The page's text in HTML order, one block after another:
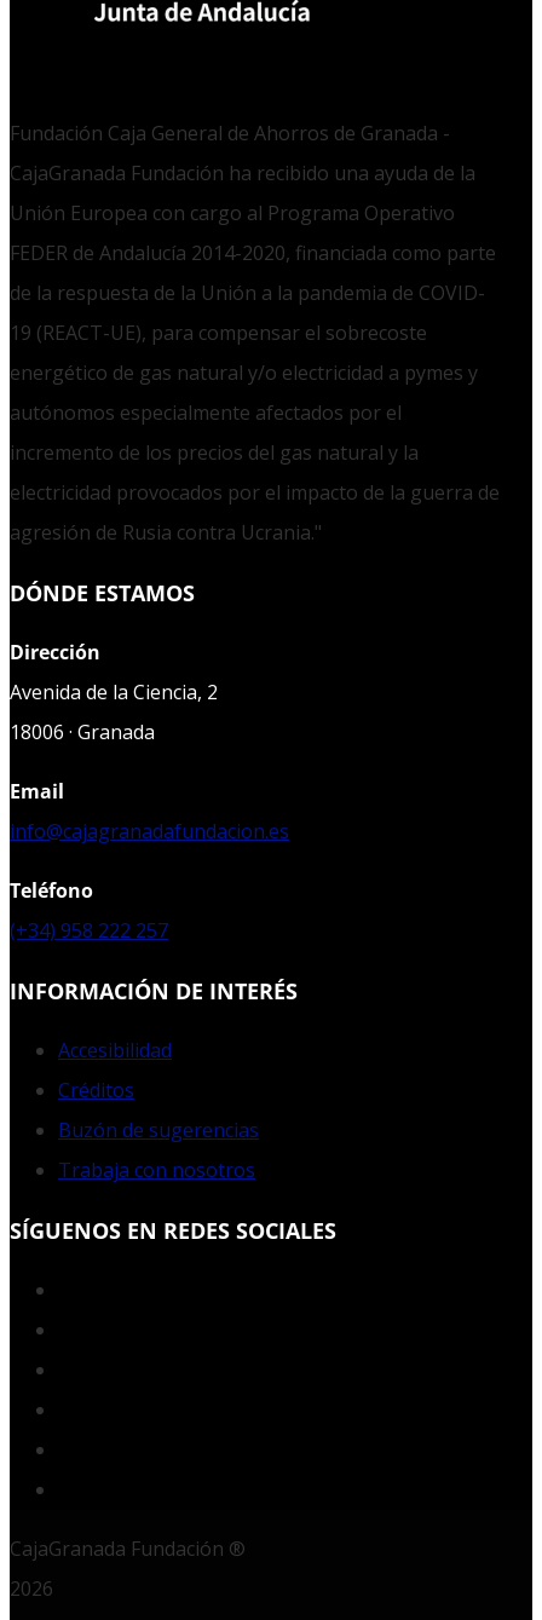
Fundación Caja General de Ahorros de Granada -
CajaGranada Fundación ha recibido una ayuda de la
Unión Europea con cargo al Programa Operativo
FEDER de Andalucía 2014-2020, financiada como parte
de la respuesta de la Unión a la pandemia de COVID-
19 (REACT-UE), para compensar el sobrecoste
energético de gas natural y/o electricidad a pymes y
autónomos especialmente afectados por el
incremento de los precios del gas natural y la
electricidad provocados por el impacto de la guerra de
agresión de Rusia contra Ucrania."
DÓNDE ESTAMOS
Dirección
Avenida de la Ciencia, 2
18006 · Granada
Email
info@cajagranadafundacion.es
Teléfono
(+34) 958 222 257
INFORMACIÓN DE INTERÉS
Accesibilidad
Créditos
Buzón de sugerencias
Trabaja con nosotros
SÍGUENOS EN REDES SOCIALES
CajaGranada Fundación ®
2026